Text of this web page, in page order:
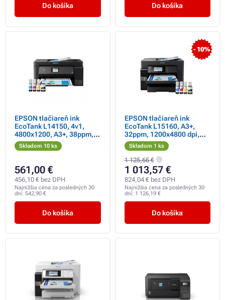
Do košíka Do košíka
EPSON tlačiareň ink
EcoTank L14150, 4v1,
4800x1200, A3+, 38ppm,
USB, Wi-Fi, Záruka 5 rokov
po registrácii zdarma
Skladom 10 ks
561,00 €
456,10 € bez DPH
Najnižšia cena za posledných 30
dní: 542,90 €
Do košíka
- 10%
EPSON tlačiareň ink
EcoTank L15160, A3+,
32ppm, 1200x4800 dpi,
USB, Wi-Fi, Záruka 5 rokov
po registrácii zdarma
Skladom 1 ks
1 125,65 €
1 013,57 €
824,04 € bez DPH
Najnižšia cena za posledných 30
dní: 1 126,19 €
Do košíka